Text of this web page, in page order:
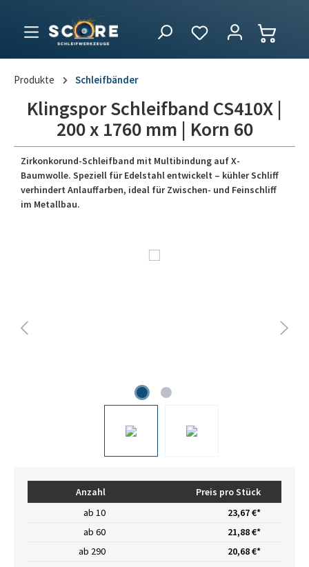
Produkte Schleifbänder
Klingspor Schleifband CS410X |
200 x 1760 mm | Korn 60
Zirkonkorund-Schleifband mit Multibindung auf X-
Baumwolle. Speziell für Edelstahl entwickelt – kühler Schliff
verhindert Anlauffarben, ideal für Zwischen- und Feinschliff
im Metallbau.
Anzahl
Preis pro Stück
ab 10
23,67 €*
ab 60
21,88 €*
ab 290 20,68 €*